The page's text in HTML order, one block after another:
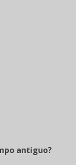
antiguo?